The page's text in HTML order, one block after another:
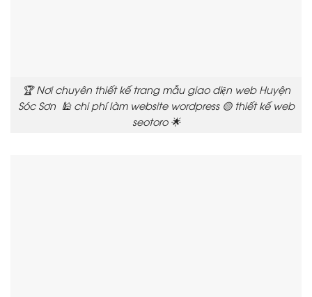
🏆 Nơi chuyên thiết kế trang mẫu giao diện web Huyện
Sóc Sơn 🕌 chi phí làm website wordpress 🟡 thiết kế web
seotoro 🌟